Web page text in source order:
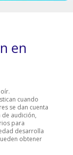
en
cuando
se dan cuenta
audición,
para
desarrolla
obtener